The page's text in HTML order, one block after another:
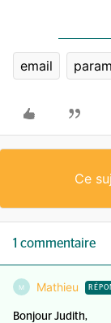
email
Ce
1 commentaire
M Mathieu
Bonjour Judith,